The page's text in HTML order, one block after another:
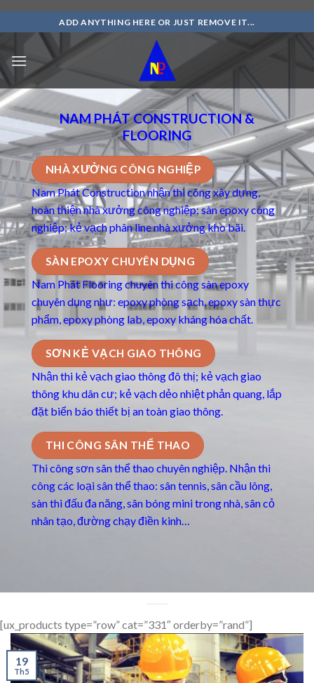
Skip
ADD ANYTHING HERE OR JUST REMOVE IT...
NAM PHÁT CONSTRUCTION &
FLOORING
NHÀ XƯỞNG CÔNG NGHIỆP
Nam Phát Construction nhận thi công xây dựng,
hoàn thiện nhà xưởng công nghiệp; sàn epoxy công
nghiệp; kẻ vạch phân line nhà xưởng kho bãi.
SÀN EPOXY CHUYÊN DỤNG
Nam Phát Flooring chuyên thi côngsàn epoxy
chuyên dụngnhư: epoxy phòng sạch, epoxy sàn thực
phẩm, epoxy phòng lab, epoxy kháng hóa chất.
SƠN KẺ VẠCH GIAO THÔNG
Nhận thi kẻ vạch giao thông đô thị; kẻ vạch giao
thông khu dân cư; kẻ vạch dẻo nhiệt phản quang, lắp
đặt biển báo thiết bị an toàn giao thông.
THI CÔNG SÂN THỂ THAO
Thi công sơn sân thể thao chuyên nghiệp. Nhận thi
công các loại sân thể thao: sân tennis, sân cầu lông,
sàn thi đấu đa năng, sân bóng mini trong nhà, sân cỏ
nhân tạo, đường chạy điền kinh…
[ux_products type=”row” cat=”331″ orderby=”rand”]
19
Th5